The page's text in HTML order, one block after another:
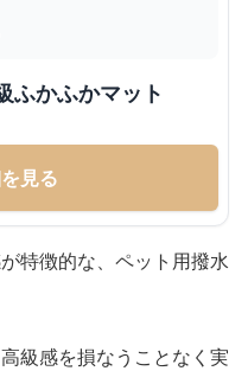
ふかふかマット
見る
特徴的な、ペット用撥水
級感を損なうことなく実